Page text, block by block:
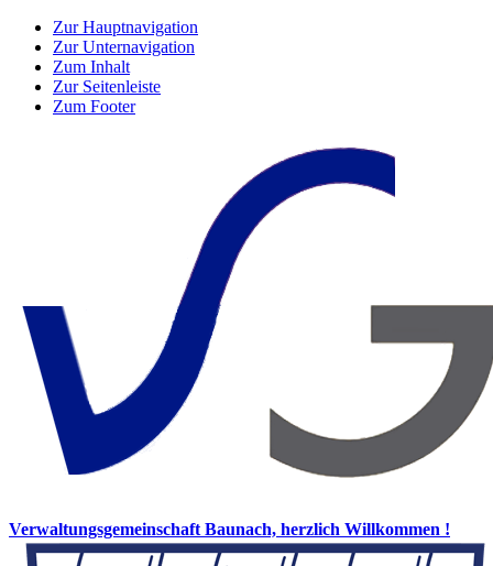
Zur Hauptnavigation
Zur Unternavigation
Zum Inhalt
Zur Seitenleiste
Zum Footer
Verwaltungsgemeinschaft Baunach, herzlich Willkommen !